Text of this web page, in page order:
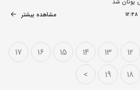
12:48 مشاهده بیشتر
12
13
14
15
16
17
18
19
>